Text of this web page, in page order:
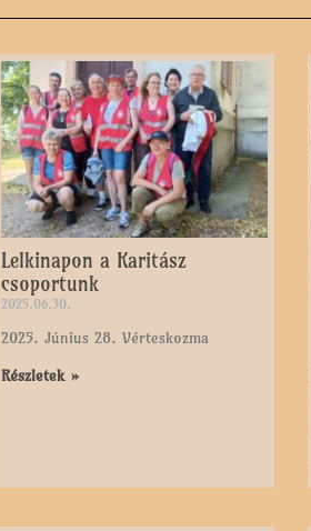
Lelkinapon a Karitász
csoportunk
2025.06.30.
2025. Június 28. Vérteskozma
Részletek »